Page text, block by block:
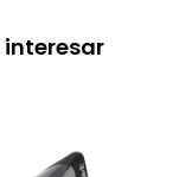
interesar